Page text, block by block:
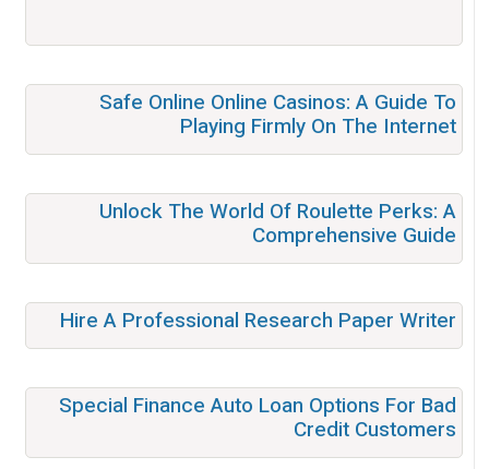
Safe Online Online Casinos: A Guide To
Playing Firmly On The Internet
Unlock The World Of Roulette Perks: A
Comprehensive Guide
Hire A Professional Research Paper Writer
Special Finance Auto Loan Options For Bad
Credit Customers